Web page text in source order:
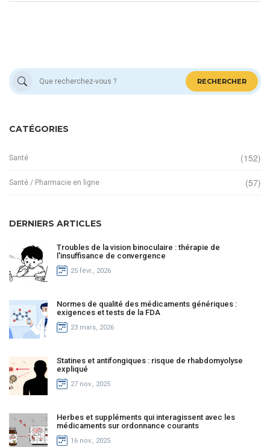
RECHERCHER
CATÉGORIES
Santé (152)
Santé / Pharmacie en ligne (57)
DERNIERS ARTICLES
Troubles de la vision binoculaire : thérapie de
l'insuffisance de convergence
25 févr., 2026
Normes de qualité des médicaments génériques :
exigences et tests de la FDA
23 mars, 2026
Statines et antifongiques : risque de rhabdomyolyse
expliqué
27 nov., 2025
Herbes et suppléments qui interagissent avec les
médicaments sur ordonnance courants
16 nov., 2025